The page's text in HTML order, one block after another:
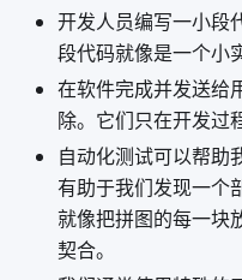
开发人员编写一小段
段代码就像是一个小
在软件完成并发送给
除。它们只在开发过
自动化测试可以帮助
有助于我们发现一个
就像把拼图的每一块
契合。